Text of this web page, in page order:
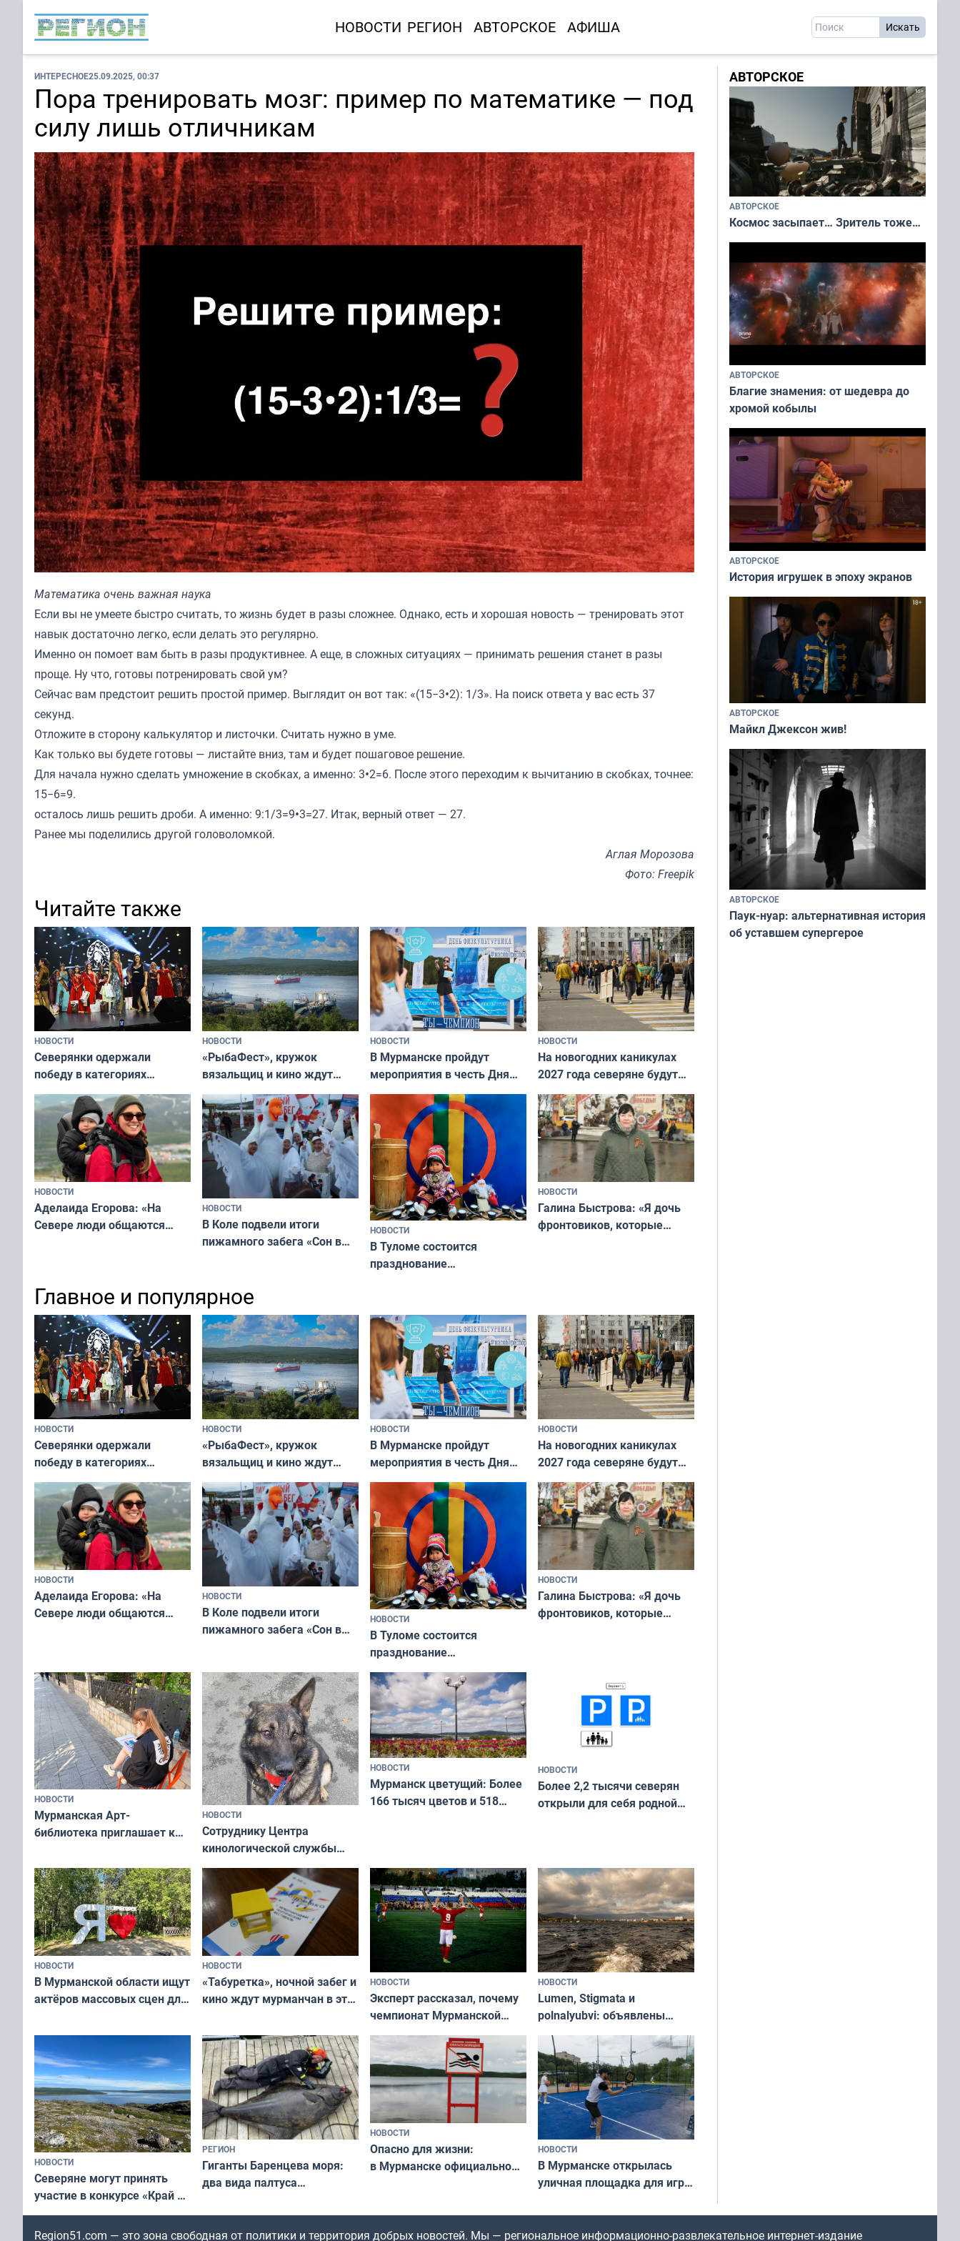
НОВОСТИ РЕГИОН АВТОРСКОЕ АФИША
ИНТЕРЕСНОЕ25.09.2025, 00:37
Пора тренировать мозг: пример по математике — под
силу лишь отличникам
Математика очень важная наука
Если вы не умеете быстро считать, то жизнь будет в разы сложнее. Однако, есть и хорошая новость — тренировать этот
навык достаточно легко, если делать это регулярно.
Именно он помоет вам быть в разы продуктивнее. А еще, в сложных ситуациях — принимать решения станет в разы
проще. Ну что, готовы потренировать свой ум?
Сейчас вам предстоит решить простой пример. Выглядит он вот так: «(15−3•2): 1/3». На поиск ответа у вас есть 37
секунд.
Отложите в сторону калькулятор и листочки. Считать нужно в уме.
Как только вы будете готовы — листайте вниз, там и будет пошаговое решение.
Для начала нужно сделать умножение в скобках, а именно: 3•2=6. После этого переходим к вычитанию в скобках, точнее:
15−6=9.
осталось лишь решить дроби. А именно: 9:1/3=9•3=27. Итак, верный ответ — 27.
Ранее мы поделились другой головоломкой.
Аглая Морозова
Фото: Freepik
Читайте также
НОВОСТИ
Северянки одержали
победу в категориях
всероссийского конкурса
«Мисс и Миссис Великая
Русь»
НОВОСТИ
«РыбаФест», кружок
вязальщиц и кино ждут
мурманчан в эти выходные
НОВОСТИ
В Мурманске пройдут
мероприятия в честь Дня
физкультурника
НОВОСТИ
На новогодних каникулах
2027 года северяне будут
отдыхать 11 дней
НОВОСТИ
Аделаида Егорова: «На
Севере люди общаются
НОВОСТИ
В Коле подвели итоги
пижамного забега «Сон в
НОВОСТИ
В Туломе состоится
празднование
НОВОСТИ
Галина Быстрова: «Я дочь
фронтовиков, которые
Главное и популярное
НОВОСТИ
Северянки одержали
победу в категориях
всероссийского конкурса
«Мисс и Миссис Великая
Русь»
НОВОСТИ
«РыбаФест», кружок
вязальщиц и кино ждут
мурманчан в эти выходные
НОВОСТИ
В Мурманске пройдут
мероприятия в честь Дня
физкультурника
НОВОСТИ
На новогодних каникулах
2027 года северяне будут
отдыхать 11 дней
НОВОСТИ
Аделаида Егорова: «На
Севере люди общаются
НОВОСТИ
В Коле подвели итоги
пижамного забега «Сон в
НОВОСТИ
В Туломе состоится
празднование
Международного дня
коренных народов мира
НОВОСТИ
Галина Быстрова: «Я дочь
фронтовиков, которые
НОВОСТИ
Мурманская Арт-
библиотека приглашает к
и фотографов
НОВОСТИ
Сотруднику Центра
кинологической службы
ищут новый дом
НОВОСТИ
Мурманск цветущий: Более
166 тысяч цветов и 518
НОВОСТИ
Более 2,2 тысячи северян
открыли для себя родной
НОВОСТИ
В Мурманской области ищут
актёров массовых сцен для
короткометражном фильме
НОВОСТИ
«Табуретка», ночной забег и
кино ждут мурманчан в эти
НОВОСТИ
Эксперт рассказал, почему
чемпионат Мурманской
области по футболу остался
незамеченным
НОВОСТИ
Lumen, Stigmata и
polnalyubvi: объявлены
хедлайнеры фестиваля
«Имандра» в 2026 года
НОВОСТИ
Северяне могут принять
участие в конкурсе «Край у
северной границы: фотогид
по Печенгскому округу»
РЕГИОН
Гиганты Баренцева моря:
два вида палтуса
НОВОСТИ
Опасно для жизни:
в Мурманске официально
НОВОСТИ
В Мурманске открылась
уличная площадка для игры
АВТОРСКОЕ
АВТОРСКОЕ
Космос засыпает… Зритель тоже…
АВТОРСКОЕ
Благие знамения: от шедевра до
хромой кобылы
АВТОРСКОЕ
История игрушек в эпоху экранов
АВТОРСКОЕ
Майкл Джексон жив!
АВТОРСКОЕ
Паук-нуар: альтернативная история
об уставшем супергерое
Region51.com — это зона свободная от политики и территория добрых новостей. Мы — региональное информационно-развлекательное интернет-издание